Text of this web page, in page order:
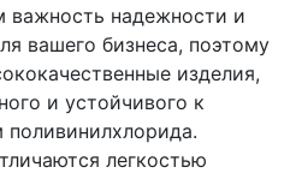
важность надежности и
вашего бизнеса, поэтому
изделия,
и устойчивого к
легкостью